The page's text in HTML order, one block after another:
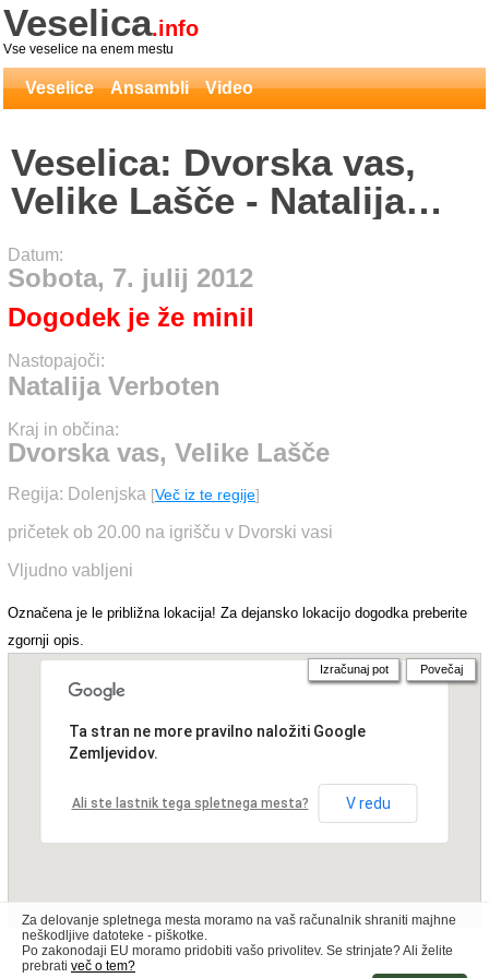
Veselica.info
Vse veselice na enem mestu
Veselice Ansambli Video
Veselica: Dvorska vas,
Velike Lašče - Natalija
Verboten
Datum:
Sobota, 7. julij 2012
Dogodek je že minil
Nastopajoči:
Natalija Verboten
Kraj in občina:
Dvorska vas, Velike Lašče
Regija: Dolenjska [Več iz te regije]
pričetek ob 20.00 na igrišču v Dvorski vasi
Vljudno vabljeni
Označena je le približna lokacija! Za dejansko lokacijo dogodka preberite
zgornji opis.
Ta stran ne more pravilno naložiti Google
Zemljevidov.
Ali ste lastnik tega spletnega mesta? V redu
Izračunaj pot Povečaj
Za delovanje spletnega mesta moramo na vaš računalnik shraniti majhne
neškodljive datoteke - piškotke.
Po zakonodaji EU moramo pridobiti vašo privolitev. Se strinjate? Ali želite
prebrati več o tem?